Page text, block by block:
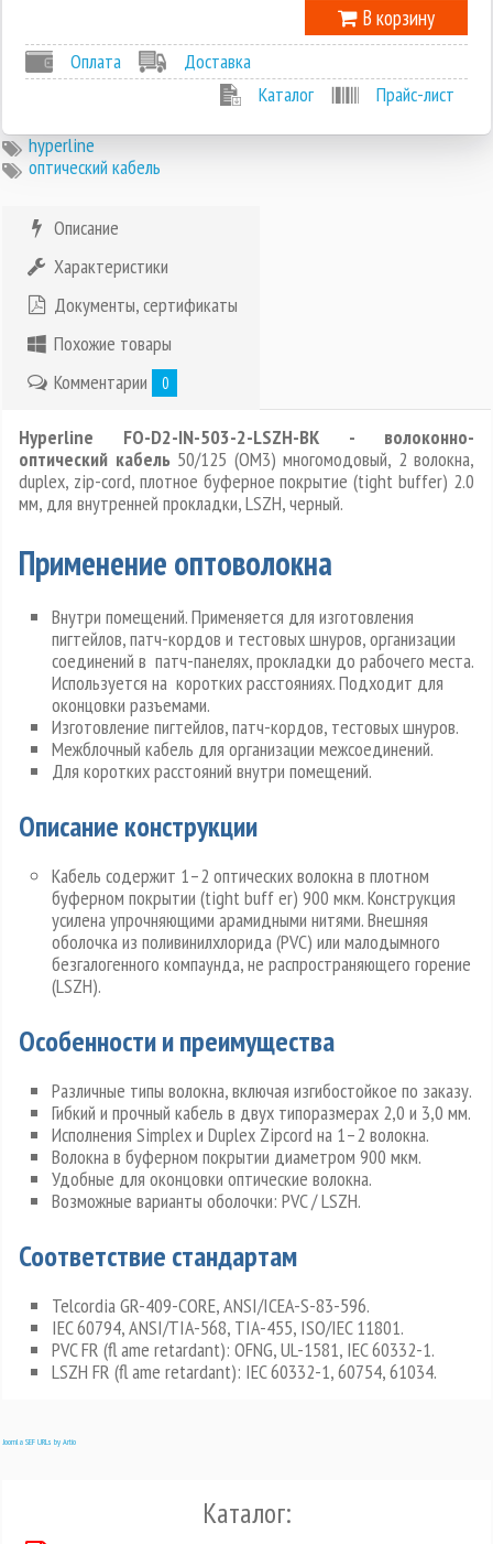
В корзину
Оплата
Доставка
Каталог
Прайс-лист
hyperline
оптический кабель
Описание
Характеристики
Документы, сертификаты
Похожие товары
Комментарии
0
Hyperline FO-D2-IN-503-2-LSZH-BK - волоконно-
оптический кабель50/125 (OM3) многомодовый, 2 волокна,
duplex, zip-cord, плотное буферное покрытие (tight buffer) 2.0
мм, для внутренней прокладки, LSZH, черный.
Применение оптоволокна
Внутри помещений. Применяется для изготовления
пигтейлов, патч-кордов и тестовых шнуров, организации
соединений в патч-панелях, прокладки до рабочего места.
Используется на коротких расстояниях. Подходит для
оконцовки разъемами.
Изготовление пигтейлов, патч-кордов, тестовых шнуров.
Межблочный кабель для организации межсоединений.
Для коротких расстояний внутри помещений.
Описание конструкции
Кабель содержит 1–2 оптических волокна в плотном
буферном покрытии (tight buff er) 900 мкм. Конструкция
усилена упрочняющими арамидными нитями. Внешняя
оболочка из поливинилхлорида (PVC) или малодымного
безгалогенного компаунда, не распространяющего горение
(LSZH).
Особенности и преимущества
Различные типы волокна, включая изгибостойкое по заказу.
Гибкий и прочный кабель в двух типоразмерах 2,0 и 3,0 мм.
Исполнения Simplex и Duplex Zipcord на 1–2 волокна.
Волокна в буферном покрытии диаметром 900 мкм.
Удобные для оконцовки оптические волокна.
Возможные варианты оболочки: PVC / LSZH.
Соответствие стандартам
Telcordia GR-409-CORE, ANSI/ICEA-S-83-596.
IEC 60794, ANSI/TIA-568, TIA-455, ISO/IEC 11801.
PVC FR (fl ame retardant): OFNG, UL-1581, IEC 60332-1.
LSZH FR (fl ame retardant): IEC 60332-1, 60754, 61034.
Joomla SEF URLs by Artio
Каталог: